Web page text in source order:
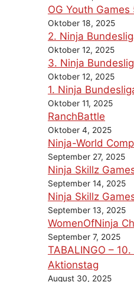
OG Youth Games
Oktober 18, 2025
2. Ninja
Oktober 12, 2025
3. Ninja
Oktober 12, 2025
1. Ninja
Oktober 11, 2025
RanchBattle
Oktober 4, 2025
Ninja-World
September 27, 2025
Ninja Skillz
September 14, 2025
Ninja Skillz
September 13, 2025
WomenOfNinja
September 7, 2025
TABALINGO –
Aktionstag
August 30, 2025